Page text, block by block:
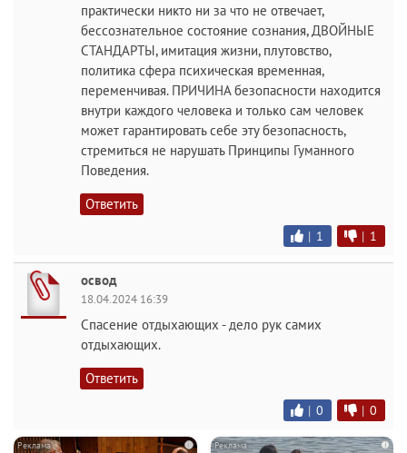
практически никто ни за что не отвечает,
бессознательное состояние сознания, ДВОЙНЫЕ
СТАНДАРТЫ, имитация жизни, плутовство,
политика сфера психическая временная,
переменчивая. ПРИЧИНА безопасности находится
внутри каждого человека и только сам человек
может гарантировать себе эту безопасность,
стремиться не нарушать Принципы Гуманного
Поведения.
Ответить
| 1 | 1
освод
18.04.2024 16:39
Спасение отдыхающих - дело рук самих
отдыхающих.
Ответить
| 0 | 0
i i